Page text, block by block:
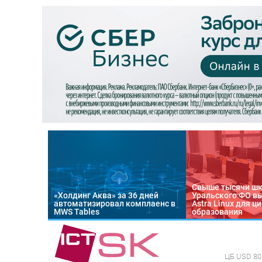
«Холдинг Аква» за 36 дней
автоматизировал комплаенс в
MWS Tables
Свыше тысячи
Уральского ФО
Astra Linux для
образования
ЦБ USD